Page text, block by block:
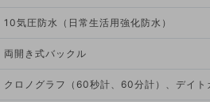
10気圧防水（日常生活用強化防水）
両開き式バックル
クロノグラフ（60秒計、60分計）、デイト